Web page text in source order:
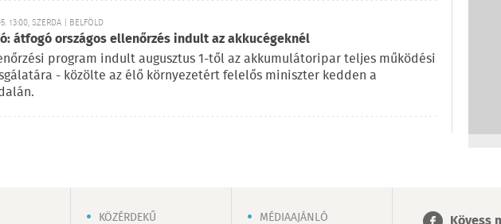
13:00, SZERDA | BELFÖLD
átfogó országos ellenőrzés indult az akkucégeknél
program indult augusztus 1-től az akkumulátoripar teljes működési
- közölte az élő környezetért felelős miniszter kedden a
KÖZÉRDEKŰ MÉDIAAJÁNLÓ